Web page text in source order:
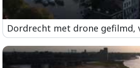
Dordrecht met drone gefilmd,